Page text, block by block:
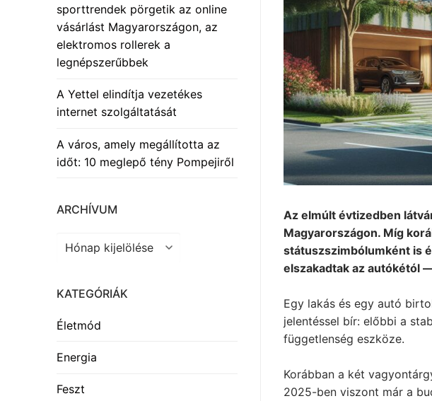
Az elmúlt évtizedben
Magyarországon. Míg
státuszszimbólumként is
elszakadtak az autókétól
Egy lakás és egy autó
jelentéssel bír: előbbi a
függetlenség eszköze.
Korábban a két
2025-ben viszont már a
sporttrendek pörgetik az online
vásárlást Magyarországon, az
elektromos rollerek a
legnépszerűbbek
A Yettel elindítja vezetékes
internet szolgáltatását
A város, amely megállította az
időt: 10 meglepő tény Pompejiről
ARCHÍVUM
Archívum
KATEGÓRIÁK
Életmód
Energia
Feszt